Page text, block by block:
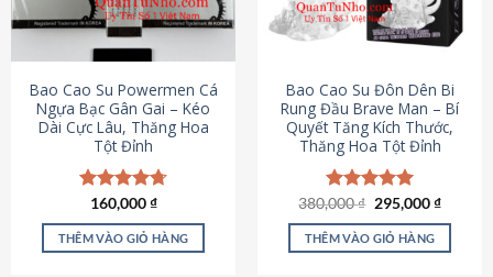
chọn
có
chọn
trên
trang
sản
phẩm
Bao Cao Su Powermen Cá
Ngựa Bạc Gân Gai – Kéo
Dài Cực Lâu, Thăng Hoa
Tột Đỉnh
Được xếp
hạng4.73
5 sao
160,000₫
THÊM VÀO GIỎ HÀNG
Bao Cao Su Đôn Dên Bi
Rung Đầu Brave Man – Bí
Quyết Tăng Kích Thước,
Thăng Hoa Tột Đỉnh
Được xếp
hạng5.00
5 sao
380,000₫ Giá
là:
380,000 ₫.
295,000₫Giá
tại
THÊM VÀO GIỎ HÀNG